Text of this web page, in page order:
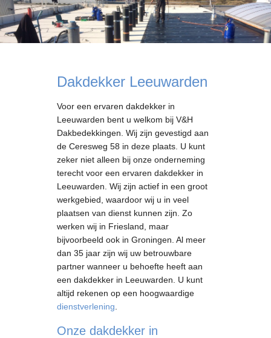
Dakdekker Leeuwarden
Voor een ervaren dakdekker in
Leeuwarden bent u welkom bij V&H
Dakbedekkingen. Wij zijn gevestigd aan
de Ceresweg 58 in deze plaats. U kunt
zeker niet alleen bij onze onderneming
terecht voor een ervaren dakdekker in
Leeuwarden. Wij zijn actief in een groot
werkgebied, waardoor wij u in veel
plaatsen van dienst kunnen zijn. Zo
werken wij in Friesland, maar
bijvoorbeeld ook in Groningen. Al meer
dan 35 jaar zijn wij uw betrouwbare
partner wanneer u behoefte heeft aan
een dakdekker in Leeuwarden. U kunt
altijd rekenen op een hoogwaardige
dienstverlening
Onze dakdekker in